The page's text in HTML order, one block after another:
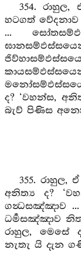
354.
හටගත්
...
ද? ‘වහන්ස,
බැව් පිණිස
355.
අනිත්‍ය ද?
ගන්‍ධසඤ්ඤාව
ධර්‍මසඤ්ඤාව
රාහුල,
නැතැ යි දැන